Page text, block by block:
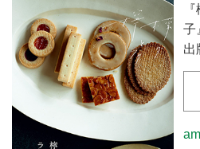
子
出